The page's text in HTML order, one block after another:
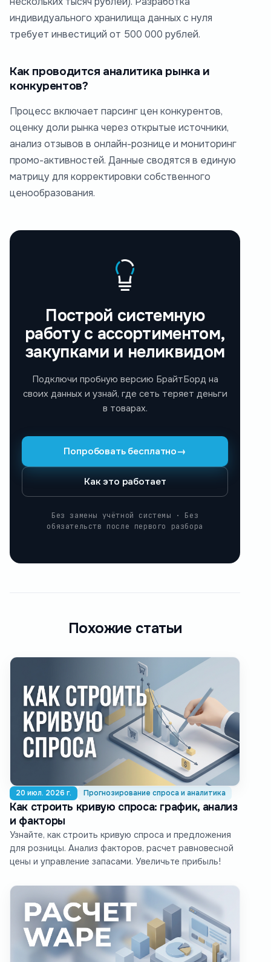
индивидуального хранилища данных с нуля
требует инвестиций от 500 000 рублей.
Как проводится аналитика рынка и
конкурентов?
Процесс включает парсинг цен конкурентов,
оценку доли рынка через открытые источники,
анализ отзывов в онлайн-рознице и мониторинг
промо-активностей. Данные сводятся в единую
матрицу для корректировки собственного
ценообразования.
Построй системную
работу с ассортиментом,
закупками и неликвидом
Подключи пробную версию БрайтБорд на
своих данных и узнай, где сеть теряет деньги
в товарах.
Попробовать бесплатно→
Как это работает
Без замены учётной системы · Без
обязательств после первого разбора
Похожие статьи
20 июл. 2026 г. Прогнозирование спроса и аналитика
Как строить кривую спроса: график, анализ
и факторы
Узнайте, как строить кривую спроса и предложения
для розницы. Анализ факторов, расчет равновесной
цены и управление запасами. Увеличьте прибыль!